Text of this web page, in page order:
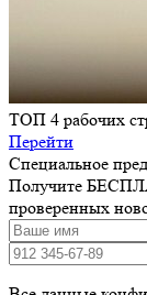
ТОП 4 рабочих
Перейти
Специальное
Получите
проверенных